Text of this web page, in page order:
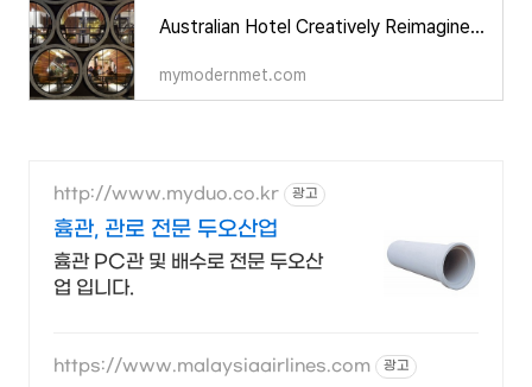
Australian Hotel Creatively Reimagines Concrete Pipes as Seating
mymodernmet.com
http://www.myduo.co.kr 광고
흄관, 관로 전문 두오산업
흄관 PC관 및 배수로 전문 두오산
업 입니다.
https://www.malaysiaairlines.com 광고